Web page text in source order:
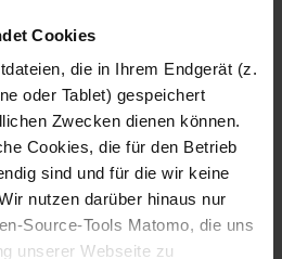
Cookies
die in Ihrem Endgerät (z.
oder Tablet) gespeichert
Zwecken dienen können.
Cookies, die für den Betrieb
sind und für die wir keine
nutzen darüber hinaus nur
Source-Tools Matomo, die uns
unserer Webseite zu
Fotografo: Lorenz
Sternbach
Download